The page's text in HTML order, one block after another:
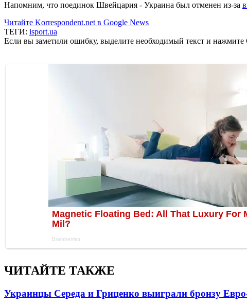
Напомним, что поединок Швейцария - Украина был отменен из-за
Читайте Korrespondent.net в Google News
ТЕГИ: isport.ua
Если вы заметили ошибку, выделите необходимый текст и
ЧИТАЙТЕ ТАКЖЕ
Украинцы Середа и Гриценко выиграли бронзу